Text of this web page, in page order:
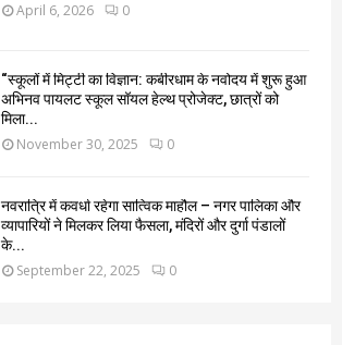
April 6, 2026 0
“स्कूलों में मिट्टी का विज्ञान: कबीरधाम के नवोदय में शुरू हुआ
अभिनव पायलट स्कूल सॉयल हेल्थ प्रोजेक्ट, छात्रों को
मिला...
November 30, 2025 0
नवरात्रि में कवर्धा रहेगा सात्विक माहौल – नगर पालिका और
व्यापारियों ने मिलकर लिया फैसला, मंदिरों और दुर्गा पंडालों
के...
September 22, 2025 0